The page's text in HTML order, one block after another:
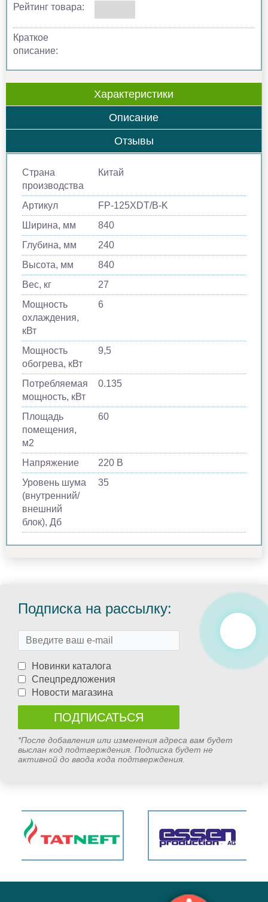
Рейтинг товара:
Краткое
описание:
Характеристики
Описание
Отзывы
Страна
производства
Китай
Артикул
FP-125XDT/B-K
Ширина, мм
840
Глубина, мм
240
Высота, мм
840
Вес, кг
27
Мощность
охлаждения,
кВт
6
Мощность
обогрева, кВт
9,5
Потребляемая
мощность, кВт
0.135
Площадь
помещения,
м2
60
Напряжение
220 В
Уровень шума
(внутренний/
внешний
блок), Дб
35
Подписка на рассылку:
Новинки каталога
Спецпредложения
Новости магазина
*После добавления или изменения адреса вам будет
выслан код подтверждения. Подписка будет не
активной до ввода кода подтверждения.